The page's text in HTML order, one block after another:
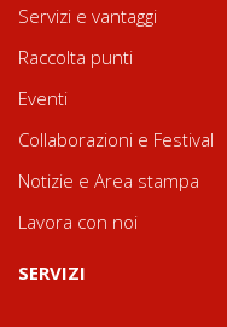
Servizi e vantaggi
Raccolta punti
Eventi
Collaborazioni e Festival
Notizie e Area stampa
Lavora con noi
SERVIZI